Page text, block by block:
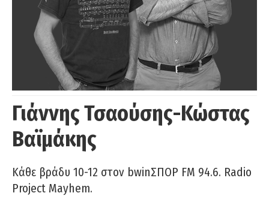
Γιάννης Τσαούσης-Κώστας
Βαϊμάκης
Κάθε βράδυ 10-12 στον bwinΣΠΟΡ FM 94.6. Radio
Project Mayhem.